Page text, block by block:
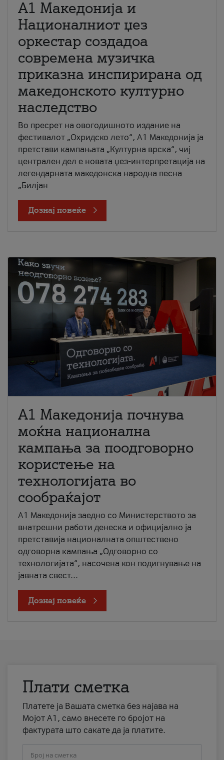
А1 Македонија и
Националниот џез
оркестар создадоа
современа музичка
приказна инспирирана од
македонското културно
наследство
Во пресрет на овогодишното издание на
фестивалот „Охридско лето“, А1 Македонија ја
претстави кампањата „Културна врска“, чиј
централен дел е новата џез-интерпретација на
легендарната македонска народна песна
„Билјан
Дознај повеќе
A1 Македонија почнува
моќна национална
кампања за поодговорно
користење на
технологијата во
сообраќајот
A1 Македонија заедно со Министерството за
внатрешни работи денеска и официјално ја
претставија националната општествено
одговорна кампања „Одговорно со
технологијата“, насочена кон подигнување на
јавната свест...
Дознај повеќе
Плати сметка
Платете ја Вашата сметка без најава на
Мојот А1, само внесете го бројот на
фактурата што сакате да ја платите.
Број на сметка